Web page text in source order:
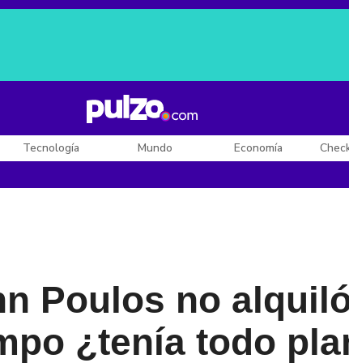
Posesión de De la Espriella
Tecnología Mundo Economía
Poulos no
¿tenía todo